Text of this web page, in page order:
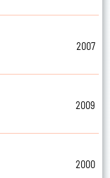
2007
2009
2000